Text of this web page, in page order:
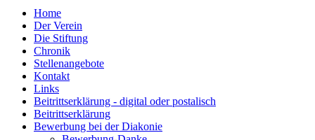
Home
Der Verein
Die Stiftung
Chronik
Stellenangebote
Kontakt
Links
Beitrittserklärung - digital oder postalisch
Beitrittserklärung
Bewerbung bei der Diakonie